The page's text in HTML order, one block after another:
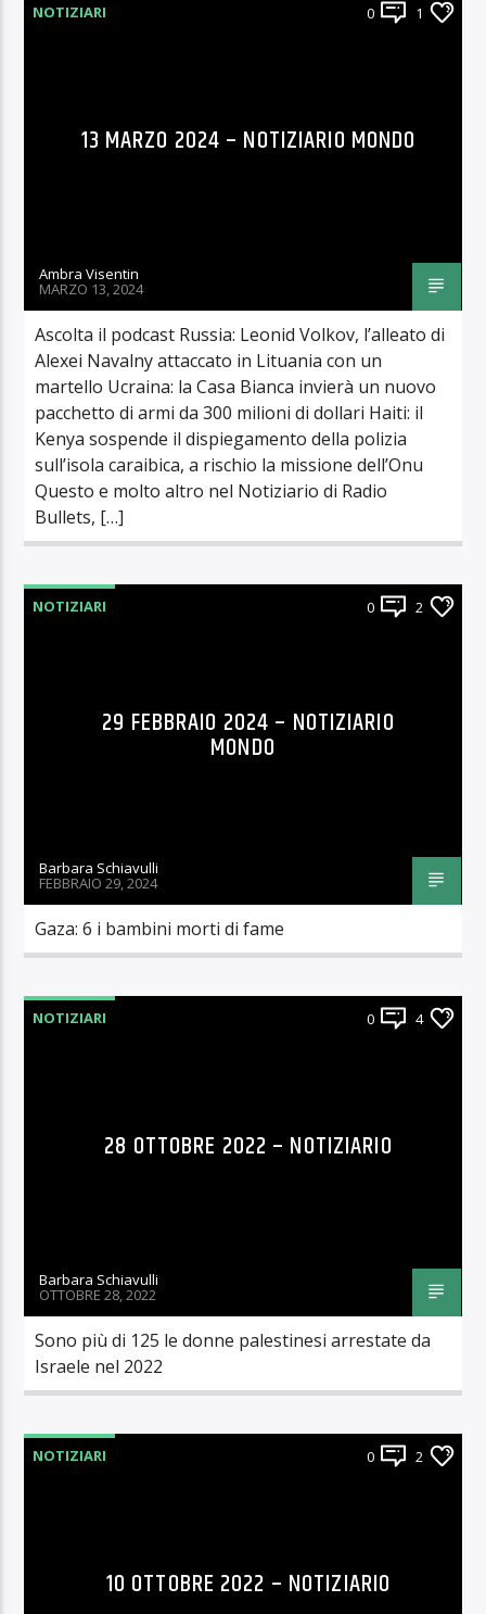
NOTIZIARI 0 1
13 MARZO 2024 – NOTIZIARIO MONDO
Ambra Visentin
MARZO 13, 2024
Ascolta il podcast Russia: Leonid Volkov, l’alleato di
Alexei Navalny attaccato in Lituania con un
martello Ucraina: la Casa Bianca invierà un nuovo
pacchetto di armi da 300 milioni di dollari Haiti: il
Kenya sospende il dispiegamento della polizia
sull’isola caraibica, a rischio la missione dell’Onu
Questo e molto altro nel Notiziario di Radio
Bullets, […]
NOTIZIARI 0 2
29 FEBBRAIO 2024 – NOTIZIARIO
MONDO
Barbara Schiavulli
FEBBRAIO 29, 2024
Gaza: 6 i bambini morti di fame
NOTIZIARI 0 4
28 OTTOBRE 2022 – NOTIZIARIO
Barbara Schiavulli
OTTOBRE 28, 2022
Sono più di 125 le donne palestinesi arrestate da
Israele nel 2022
NOTIZIARI 0 2
10 OTTOBRE 2022 – NOTIZIARIO